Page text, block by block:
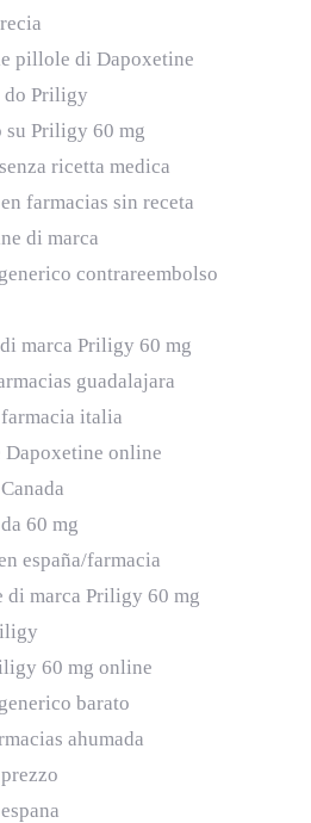
pillole di Dapoxetine
do Priligy
su Priligy 60 mg
ricetta medica
farmacias sin receta
di marca
contrareembolso
marca Priligy 60 mg
guadalajara
italia
Dapoxetine online
60 mg
españa/farmacia
di marca Priligy 60 mg
60 mg online
barato
ahumada